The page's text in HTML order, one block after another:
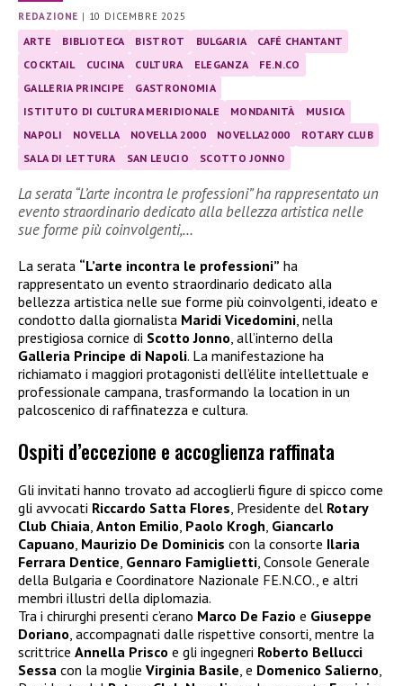
REDAZIONE | 10 DICEMBRE 2025
ARTE BIBLIOTECA BISTROT BULGARIA
CAFÉ CHANTANT
COCKTAIL
CUCINA CULTURA ELEGANZA
FE.N.CO
GALLERIA PRINCIPE
GASTRONOMIA
ISTITUTO DI CULTURA MERIDIONALE
MONDANITÀ
MUSICA
NAPOLI
NOVELLA NOVELLA 2000 NOVELLA2000
ROTARY CLUB
SALA DI LETTURA
SAN LEUCIO SCOTTO JONNO
La serata “L’arte incontra le professioni” ha rappresentato un
evento straordinario dedicato alla bellezza artistica nelle
sue forme più coinvolgenti,…
La serata “L’arte incontra le professioni” ha
rappresentato un evento straordinario dedicato alla
bellezza artistica nelle sue forme più coinvolgenti, ideato e
condotto dalla giornalista Maridi Vicedomini, nella
prestigiosa cornice di Scotto Jonno, all’interno della
Galleria Principe di Napoli. La manifestazione ha
richiamato i maggiori protagonisti dell’élite intellettuale e
professionale campana, trasformando la location in un
palcoscenico di raffinatezza e cultura.
Ospiti d’eccezione e accoglienza raffinata
Gli invitati hanno trovato ad accoglierli figure di spicco come
gli avvocati Riccardo Satta Flores , Presidente del Rotary
Club Chiaia Anton Emilio Paolo Krogh Giancarlo
Capuano Maurizio De Dominicis con la consorte Ilaria
Ferrara Dentice Gennaro Famiglietti , Console Generale
della Bulgaria e Coordinatore Nazionale FE.N.CO., e altri
membri illustri della diplomazia.
Tra i chirurghi presenti c’erano Marco De Fazio e Giuseppe
Doriano , accompagnati dalle rispettive consorti, mentre la
scrittrice Annella Prisco e gli ingegneri Roberto Bellucci
Sessa con la moglie Virginia Basile , e Domenico Salierno